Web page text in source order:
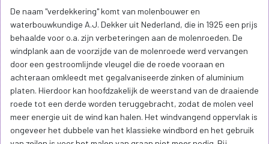
het niveau van de meelzolder. De gelaste roeden zijn volledig
verdekkerd en hebben een overmeten lengte van 24,60 meter. Op
12,50 meter boven het maaiveld steken ze door een gietijzeren
askop. Stormkabels aan de roeden zorgen voor de omwille van
verdekkering vereiste stormbeveiliging. Van de drie zolders van de
Mortiersmolen is de onderzolder ontstaan door een ontdubbeling
van de meelzolder (of onderste zolder), wat zijn geringe hoogte
verklaart. Deze als bergruimte opgevatte zolder rust op de vier
berriebalken die net boven de zetel twee aan twee kruiselings
over elkaar om de standaard heen zijn gelegd. De zolder is enkel
via het zijbalkon rechts van de molentrap toegankelijk. De span-